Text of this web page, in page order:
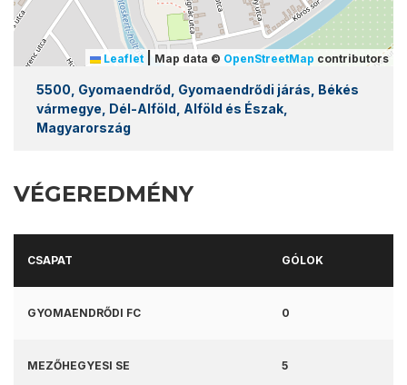
Leaflet Map data © OpenStreetMap contributors
5500, Gyomaendrőd, Gyomaendrődi járás, Békés
vármegye, Dél-Alföld, Alföld és Észak,
Magyarország
VÉGEREDMÉNY
CSAPAT GÓLOK
GYOMAENDRŐDI FC 0
MEZŐHEGYESI SE 5